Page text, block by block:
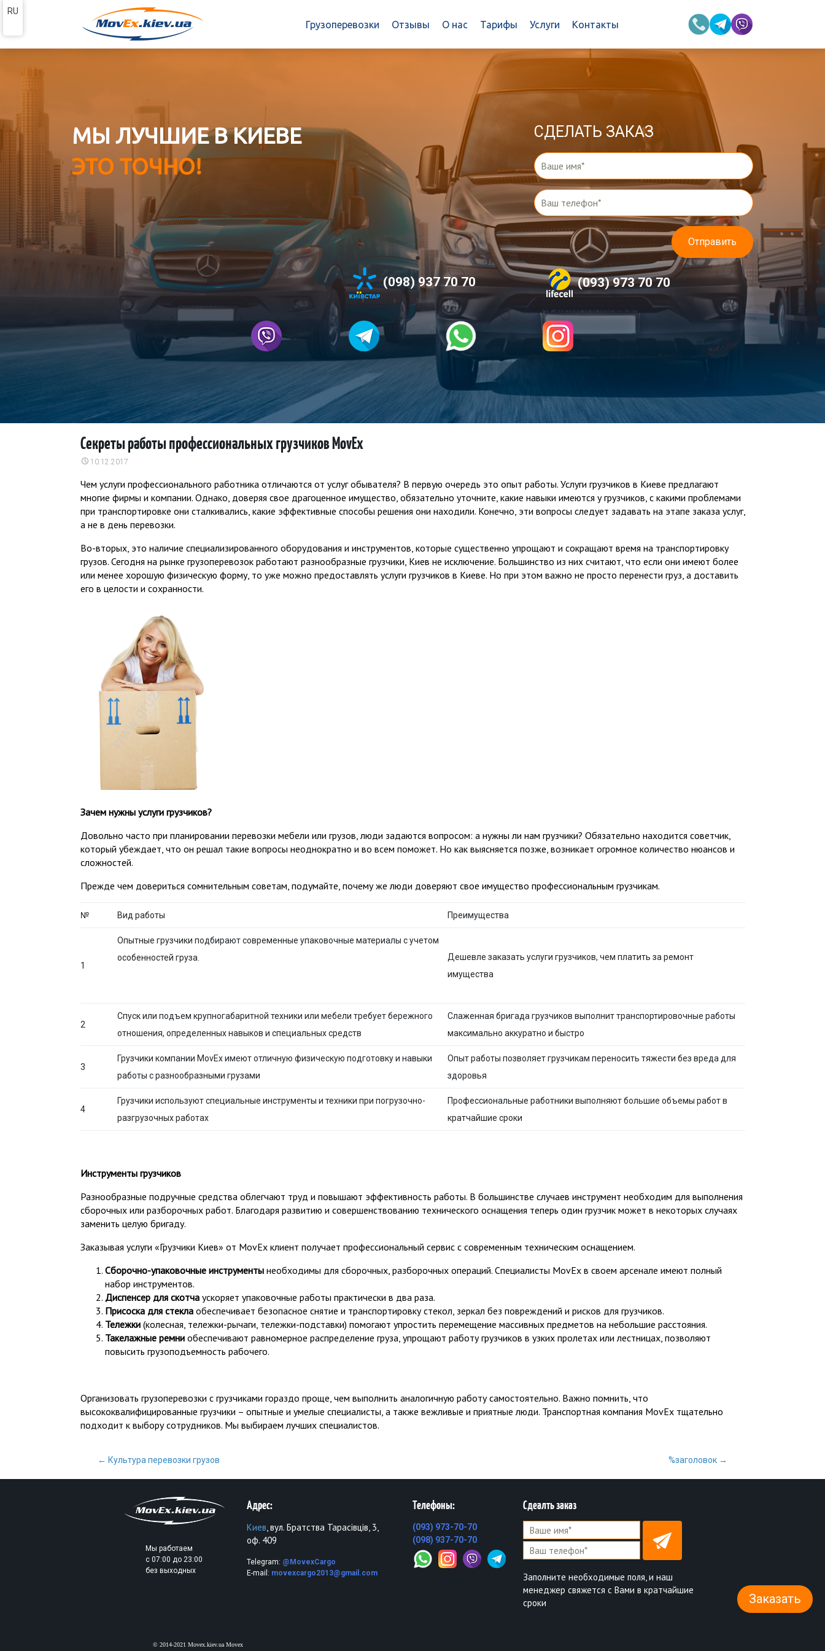
Грузоперевозки Отзывы О нас Тарифы Услуги Контакты
МЫ ЛУЧШИЕ В КИЕВЕ
ЭТО ТОЧНО!
СДЕЛАТЬ ЗАКАЗ
(098) 937 70 70 (093) 973 70 70
Секреты работы профессиональных грузчиков MovEx
10.12.2017
Чем услуги профессионального работника отличаются от услуг обывателя? В первую очередь это опыт работы. Услуги грузчиков в Киеве предлагают
многие фирмы и компании. Однако, доверяя свое драгоценное имущество, обязательно уточните, какие навыки имеются у грузчиков, с какими проблемами
при транспортировке они сталкивались, какие эффективные способы решения они находили. Конечно, эти вопросы следует задавать на этапе заказа услуг,
а не в день перевозки.
Во-вторых, это наличие специализированного оборудования и инструментов, которые существенно упрощают и сокращают время на транспортировку
грузов. Сегодня на рынке грузоперевозок работают разнообразные грузчики, Киев не исключение. Большинство из них считают, что если они имеют более
или менее хорошую физическую форму, то уже можно предоставлять услуги грузчиков в Киеве. Но при этом важно не просто перенести груз, а доставить
его в целости и сохранности.
Зачем нужны услуги грузчиков?
Довольно часто при планировании перевозки мебели или грузов, люди задаются вопросом: а нужны ли нам грузчики? Обязательно находится советчик,
который убеждает, что он решал такие вопросы неоднократно и во всем поможет. Но как выясняется позже, возникает огромное количество нюансов и
сложностей.
Прежде чем довериться сомнительным советам, подумайте, почему же люди доверяют свое имущество профессиональным грузчикам.
№ Вид работы Преимущества
1
Опытные грузчики подбирают современные упаковочные материалы с учетом
особенностей груза.
Дешевле заказать услуги грузчиков, чем платить за ремонт
имущества
2
Спуск или подъем крупногабаритной техники или мебели требует бережного
отношения, определенных навыков и специальных средств
Слаженная бригада грузчиков выполнит транспортировочные работы
максимально аккуратно и быстро
3
Грузчики компании MovEx имеют отличную физическую подготовку и навыки
работы с разнообразными грузами
Опыт работы позволяет грузчикам переносить тяжести без вреда для
здоровья
4
Грузчики используют специальные инструменты и техники при погрузочно-
разгрузочных работах
Профессиональные работники выполняют большие объемы работ в
кратчайшие сроки
Инструменты грузчиков
Разнообразные подручные средства облегчают труд и повышают эффективность работы. В большинстве случаев инструмент необходим для выполнения
сборочных или разборочных работ. Благодаря развитию и совершенствованию технического оснащения теперь один грузчик может в некоторых случаях
заменить целую бригаду.
Заказывая услуги «Грузчики Киев» от MovEx клиент получает профессиональный сервис с современным техническим оснащением.
Сборочно-упаковочные инструментынеобходимы для сборочных, разборочных операций. Специалисты MovEx в своем арсенале имеют полный
набор инструментов.
Диспенсер для скотчаускоряет упаковочные работы практически в два раза.
Присоска для стеклаобеспечивает безопасное снятие и транспортировку стекол, зеркал без повреждений и рисков для грузчиков.
Тележки(колесная, тележки-рычаги, тележки-подставки) помогают упростить перемещение массивных предметов на небольшие расстояния.
Такелажные ремниобеспечивают равномерное распределение груза, упрощают работу грузчиков в узких пролетах или лестницах, позволяют
повысить грузоподъемность рабочего.
Организовать грузоперевозки с грузчиками гораздо проще, чем выполнить аналогичную работу самостоятельно. Важно помнить, что
высококвалифицированные грузчики – опытные и умелые специалисты, а также вежливые и приятные люди. Транспортная компания MovEx тщательно
подходит к выбору сотрудников. Мы выбираем лучших специалистов.
Почтовая
← Культура перевозки грузов %заголовок →
Мы работаем
с 07:00 до 23:00
без выходных
Адрес:
Киев, вул. Братства Тарасівців, 3,
оф. 409
Telegram: @MovexCargo
E-mail: movexcargo2013@gmail.com
Телефоны:
(093) 973-70-70
(098) 937-70-70
Сдеалть заказ
Заполните необходимые поля, и наш
менеджер свяжется с Вами в кратчайшие
сроки
© 2014-2021 Movex.kiev.ua Movex
Заказать
RU